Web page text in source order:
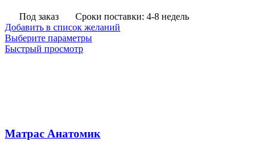
Под заказ
Сроки поставки: 4-8 недель
Добавить в список желаний
Выберите параметрыЭтот
странице
Быстрый просмотр
Матрас Анатомик